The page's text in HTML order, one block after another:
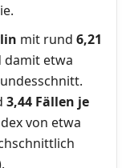
mit rund 6,21
damit etwa
3,44 Fällen je
von etwa